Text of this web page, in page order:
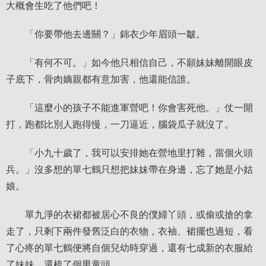
大概會生吃了他們吧！
「你要帶他去邊關？」錦衣少年眉頭一皺。
「有何不可。」如今他只相信自己，不願妹妹離開眼皮
子底下，骨肉嫡親都有意加害，他還能信誰。
「這麼小的孩子不能進軍營吧！你會害死他。」仗一開
打，跑都比別人跑得慢，一刀逼近，腦袋瓜子就沒了。
「小九十歲了，我可以安排她在營地里打雜，當個火頭
兵。」沒多想的單七鶴只想把妹妹帶在身邊，忘了她是小姑
娘。
單九淨的衣裙都被居心不良的僕婦丫頭，或偷或搶的拿
走了，只剩下兩件發舊泛白的衣物，衣袖、裙擺也過短，看
了心疼的單七鶴便將自個兒幼時穿過，還有七成新的衣服給